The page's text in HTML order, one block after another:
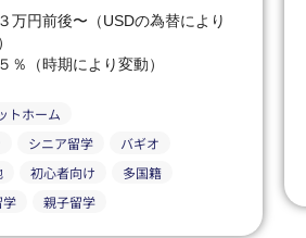
万円前後〜（USDの為替により
％（時期により変動）
トホーム
シニア留学
バギオ
初心者向け
多国籍
学 親子留学